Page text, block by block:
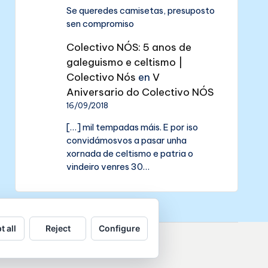
Se queredes camisetas, presuposto
sen compromiso
Colectivo NÓS: 5 anos de
galeguismo e celtismo |
Colectivo Nós enV
Aniversario do Colectivo NÓS
16/09/2018
[…] mil tempadas máis. E por iso
convidámosvos a pasar unha
xornada de celtismo e patria o
vindeiro venres 30…
all Reject Configure